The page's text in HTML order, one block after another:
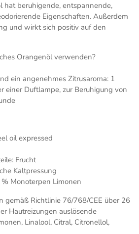
hat beruhigende, entspannende,
Eigenschaften. Außerdem
und wirkt sich positiv auf den
Orangenöl verwenden?
ein angenehmes Zitrusaroma: 1
einer Duftlampe, zur Beruhigung von
oil expressed
Frucht
Kaltpressung
Monoterpen Limonen
gemäß Richtlinie 76/768/CEE über 26
Hautreizungen auslösende
Linalool, Citral, Citronellol,